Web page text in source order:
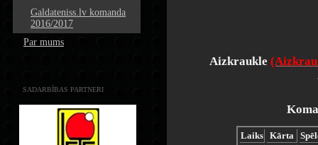
Galdateniss.lv komanda
2016/2017
Par mums
SADARBĪBAS PARTNERI
Aizkraukle
Laiks Kārta